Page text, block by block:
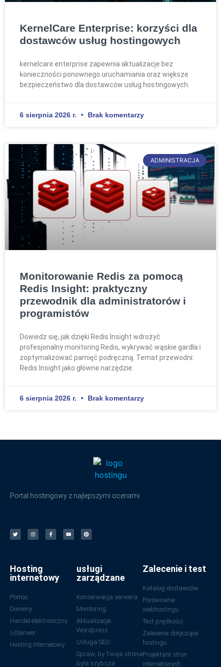
KernelCare Enterprise: korzyści dla
dostawców usług hostingowych
kernelcare enterprise zapewnia aktualizacje bez
konieczności ponownego uruchamiania oraz większe
bezpieczeństwo dla dostawców usług hostingowych.
6 sierpnia 2026 r. Brak komentarzy
ADMINISTRACJA
Monitorowanie Redis za pomocą
Redis Insight: praktyczny
przewodnik dla administratorów i
programistów
Dowiedz się, jak dzięki Redis Insight wdrożyć
profesjonalny monitoring Redis, wykrywać wąskie gardła i
zoptymalizować pamięć podręczną. Temat przewodni:
Redis Insight jako główne narzędzie.
6 sierpnia 2026 r. Brak komentarzy
Portal hostingowy z najlepszymi ocenami.
Hosting
internetowy
Pomoc
Domeny
Handel elektroniczny
(v)Serwer
Hosting internetowy
usługi
zarządzane
Konserwacja serwera
Monitoring
Aktualizacje
Wordpress
Usługa SEO
Spraw, by Twoja strona
była szybsza
Zalecenie i test
Katalog dostawców
Porównanie
webhostingu
Test prędkości
Zalecenie dotyczące
hostingu
Projektant stron
internetowych